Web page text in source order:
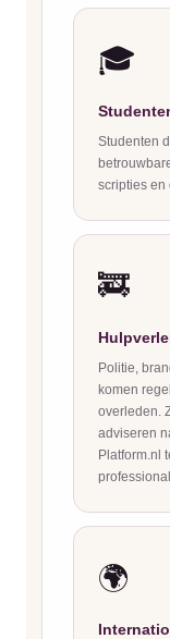
🎓
Studenten
scripties en
🚒
Politie,
komen
overleden.
adviseren
Platform.nl
🌍